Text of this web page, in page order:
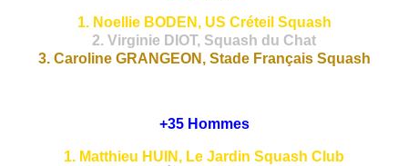
1. Noellie BODEN, US Créteil Squash
2. Virginie DIOT, Squash du Chat
3. Caroline GRANGEON, Stade Français Squash
+35 Hommes
1. Matthieu HUIN, Le Jardin Squash Club